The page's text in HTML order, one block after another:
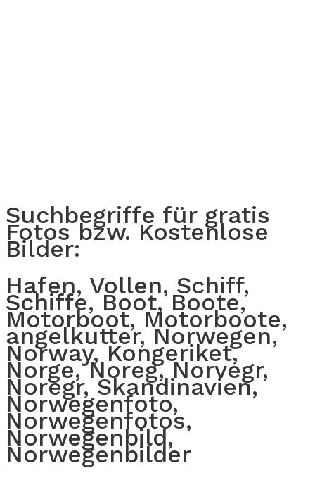
Suchbegriffe für gratis
Fotos bzw. Kostenlose
Bilder:
Hafen, Vollen, Schiff,
Schiffe, Boot, Boote,
Motorboot, Motorboote,
angelkutter, Norwegen,
Norway, Kongeriket,
Norge, Noreg, Norvegr,
Noregr, Skandinavien,
Norwegenfoto,
Norwegenfotos,
Norwegenbild,
Norwegenbilder